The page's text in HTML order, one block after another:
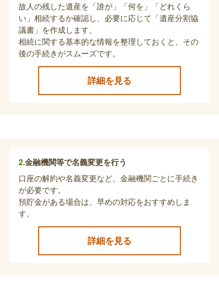
東京都大気汚染医療費助成の医療券、B・C型
ウイルス肝炎医療費助成の医療券の返却
医療券を交付されていた方が亡くなられた場合、そ
の医療券は死亡日の翌日をもって使用不可となりま
すので、返却してください。
ださい。被爆者健康手帳をお持ちの方が亡くなられ
た場合は、併せて葬祭料の支給申請ができます。※
東京都保健医療局ホームページ［被爆者援護 こん
なときどうしたらいい？］で検索すると確認できま
す。
心身障害者福祉手当異動届・未支払心身障害
者福祉手当請求書
亡くなられた方が心身障害者福祉手当を受給してい
す。未払い分がある場合、未支払心身障害者福祉手
当請求書の提出が必要です。対象者によって必要書
故人の残した遺産を「誰が」「何を」「どれくら
い」相続するか確認し、必要に応じて「遺産分割協
議書」を作成します。
相続に関する基本的な情報を整理しておくと、その
後の手続きがスムーズです。
詳細を見る
金融機関等で名義変更を行う
口座の解約や名義変更など、金融機関ごとに手続き
が必要です。
預貯金がある場合は、早めの対応をおすすめしま
す。
詳細を見る